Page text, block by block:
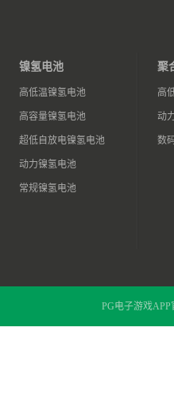
镍氢电池
高低温镍氢电池
高容量镍氢电池
超低自放电镍氢电池
动力镍氢电池
常规镍氢电池
聚
高
动
数
PG电子游戏APP